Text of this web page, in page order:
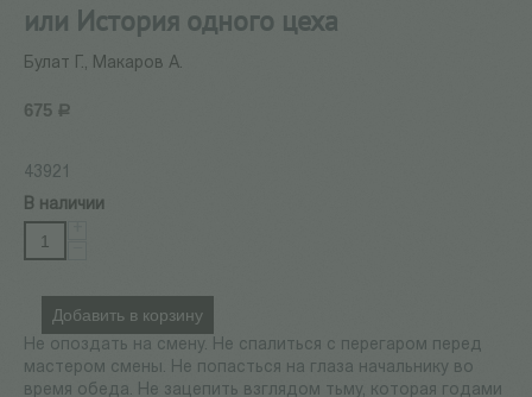
или История одного цеха
Булат Г., Макаров А.
675 Р
43921
В наличии
Добавить в корзину
Не опоздать на смену. Не спалиться с перегаром перед
мастером смены. Не попасться на глаза начальнику во
время обеда. Не зацепить взглядом тьму, которая годами